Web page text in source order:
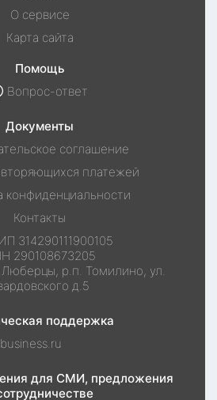
О сервисе
Карта сайта
Помощь
Вопрос-ответ
Документы
соглашение
платежей
конфиденциальности
Контакты
314290111900105
290108673205
р.п. Томилино, ул.
д.5
поддержка
для СМИ, предложения